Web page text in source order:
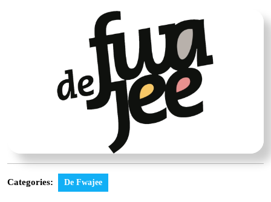
2025
Categories: De Fwajee